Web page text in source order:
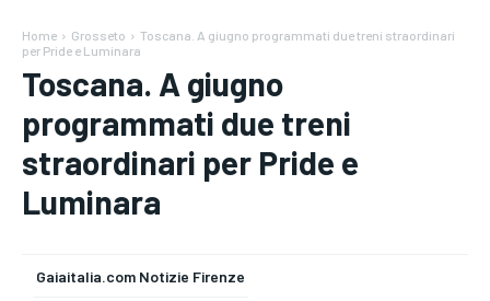
Home Grosseto
Toscana. A giugno programmati due treni straordinari
per Pride e Luminara
Toscana. A giugno
programmati due treni
straordinari per Pride e
Luminara
Gaiaitalia.com Notizie Firenze